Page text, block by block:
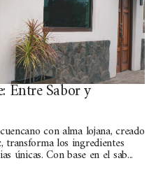
Entre Sabor y
con alma lojana, creado
los ingredientes
únicas. Con base en el sab...